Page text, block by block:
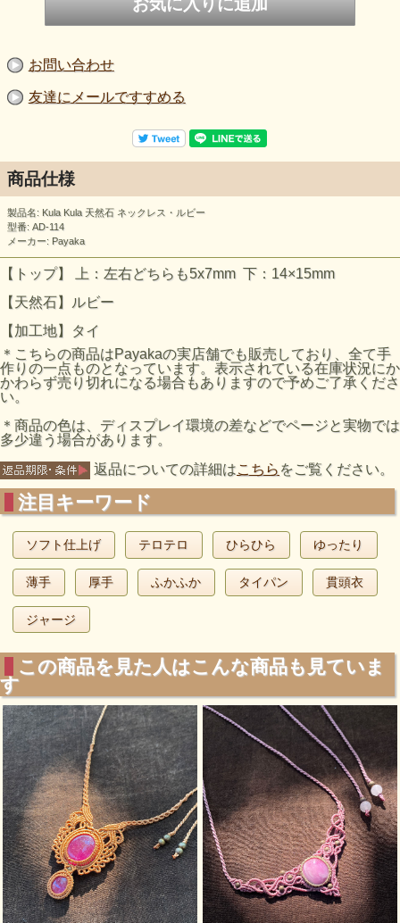
お問い合わせ
友達にメールですすめる
商品仕様
製品名: Kula Kula 天然石 ネックレス・ルビー
型番: AD-114
メーカー: Payaka
【トップ】 上：左右どちらも5x7mm 下：14×15mm
【天然石】ルビー
【加工地】タイ
＊こちらの商品はPayakaの実店舗でも販売しており、全て手
作りの一点ものとなっています。表示されている在庫状況にか
かわらず売り切れになる場合もありますので予めご了承くださ
い。
＊商品の色は、ディスプレイ環境の差などでページと実物では
多少違う場合があります。
返品についての詳細はこちら をご覧ください。
注目キーワード
ソフト仕上げ テロテロ ひらひら ゆったり
薄手 厚手 ふかふか タイパン 貫頭衣
ジャージ
この商品を見た人はこんな商品も見ていま
す